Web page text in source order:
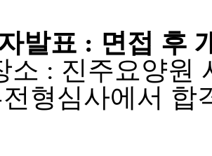
발표 : 면접 후
소 : 진주요양원
형심사에서 합